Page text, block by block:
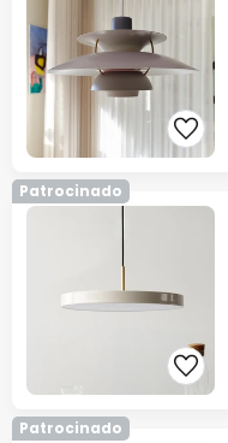
Patrocinado
Patrocinado